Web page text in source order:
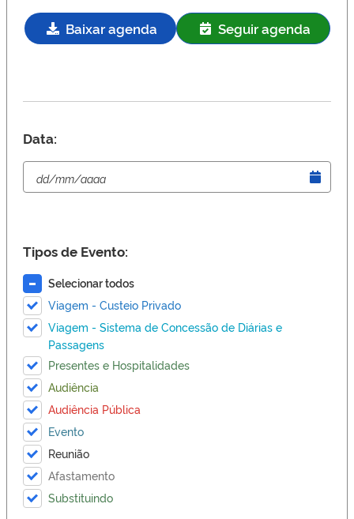
Baixar agenda Seguir agenda
Data:
Tipos de Evento:
Selecionar todos
Viagem - Custeio Privado
Viagem - Sistema de Concessão de Diárias e
Passagens
Presentes e Hospitalidades
Audiência
Audiência Pública
Evento
Reunião
Afastamento
Substituindo